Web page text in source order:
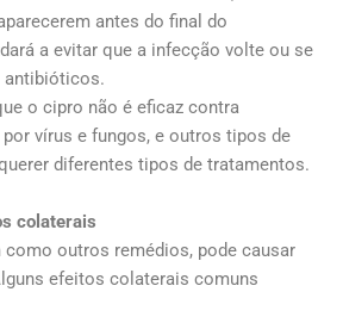
antes do final do
a evitar que a infecção volte ou se
antibióticos.
o cipro não é eficaz contra
vírus e fungos, e outros tipos de
diferentes tipos de tratamentos.
colaterais
outros remédios, pode causar
efeitos colaterais comuns